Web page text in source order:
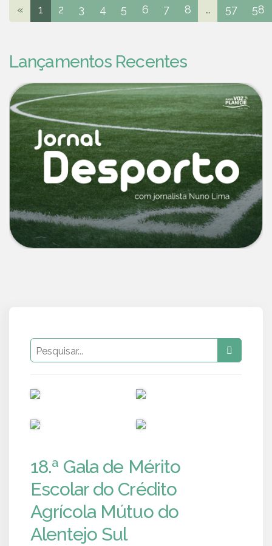
« 1 2 3 4 5 6 7 8 ... 57 58
Lançamentos Recentes
18.ª Gala de Mérito
Escolar do Crédito
Agrícola Mútuo do
Alentejo Sul